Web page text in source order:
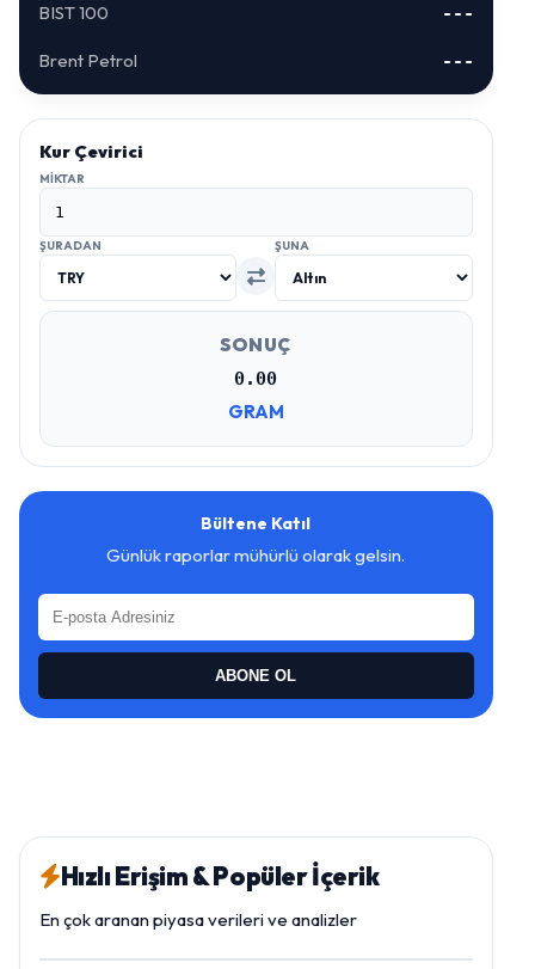
BIST 100 ---
Brent Petrol ---
Kur Çevirici
MIKTAR
ŞURADAN ŞUNA
SONUÇ
0.00
GRAM
Bültene Katıl
Günlük raporlar mühürlü olarak gelsin.
ABONE OL
Hızlı Erişim & Popüler İçerik
En çok aranan piyasa verileri ve analizler